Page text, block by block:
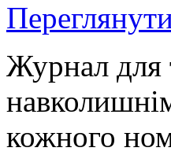
Журнал для
кожного